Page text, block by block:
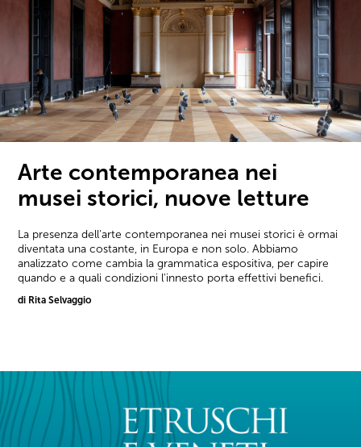
Arte contemporanea nei
musei storici, nuove letture
La presenza dell'arte contemporanea nei musei storici è ormai
diventata una costante, in Europa e non solo. Abbiamo
analizzato come cambia la grammatica espositiva, per capire
quando e a quali condizioni l'innesto porta effettivi benefici.
di Rita Selvaggio